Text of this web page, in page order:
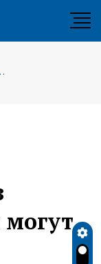
«Лучший по профессии»
могут